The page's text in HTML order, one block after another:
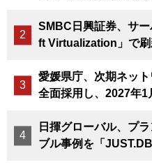
SMBC日興証券、サ
ft Virtualization」で刷
愛媛県庁、次期ネッ
全面採用し、2027年1
日揮グローバル、プ
ブル事例を「